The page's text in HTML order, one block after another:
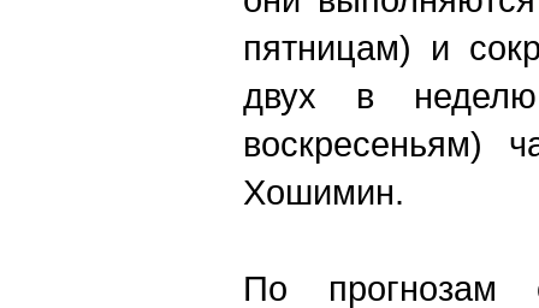
пятницам) и
двух в
воскресеньям)
Хошимин.
По прогнозам